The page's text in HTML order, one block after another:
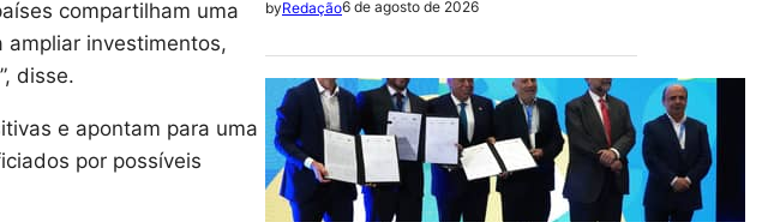
compartilham uma
ampliar investimentos,
disse.
e apontam para uma
por possíveis
byRedação6 de agosto de 2026